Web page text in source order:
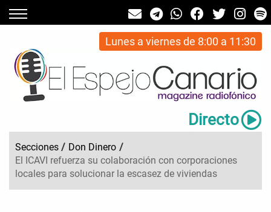
Lunes a viernes de 8:00 a 11:30
Directo
Secciones / Don Dinero /
El ICAVI refuerza su colaboración con corporaciones
locales para solucionar la escasez de viviendas